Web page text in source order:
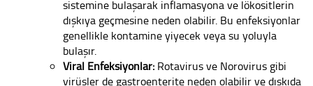
sistemine bulaşarak inflamasyona ve lökositlerin
dışkıya geçmesine neden olabilir. Bu enfeksiyonlar
genellikle kontamine yiyecek veya su yoluyla
bulaşır.
Viral Enfeksiyonlar: Rotavirus ve Norovirus gibi
virüsler de gastroenterite neden olabilir ve dışkıda